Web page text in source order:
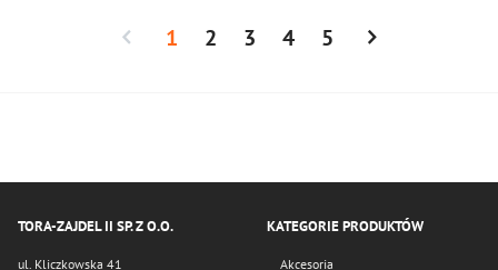
1 2 3 4 5
TORA-ZAJDEL II SP. Z O.O.
ul. Kliczkowska 41
KATEGORIE PRODUKTÓW
Akcesoria